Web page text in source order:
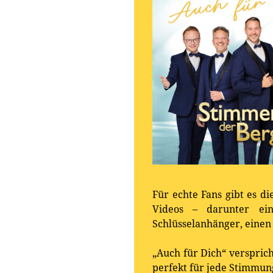
Für echte Fans gibt es
Videos – darunter
Schlüsselanhänger,
„Auch für Dich“
perfekt für jede